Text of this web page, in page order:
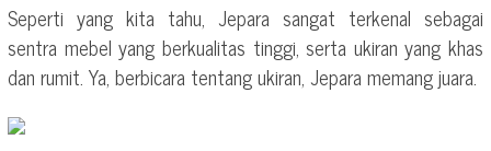
Seperti yang kita tahu, Jepara sangat terkenal sebagai
sentra mebel yang berkualitas tinggi, serta ukiran yang khas
dan rumit. Ya, berbicara tentang ukiran, Jepara memang juara.